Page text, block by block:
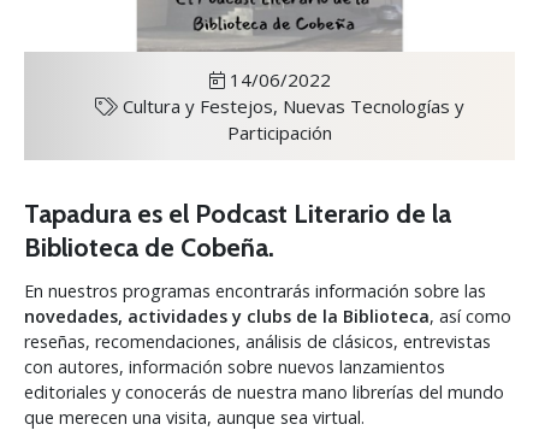
14/06/2022
Cultura y Festejos, Nuevas Tecnologías y
Participación
Tapadura es el Podcast Literario de la
Biblioteca de Cobeña.
En nuestros programas encontrarás información sobre las
novedades, actividades y clubs de la Biblioteca, así como
reseñas, recomendaciones, análisis de clásicos, entrevistas
con autores, información sobre nuevos lanzamientos
editoriales y conocerás de nuestra mano librerías del mundo
que merecen una visita, aunque sea virtual.